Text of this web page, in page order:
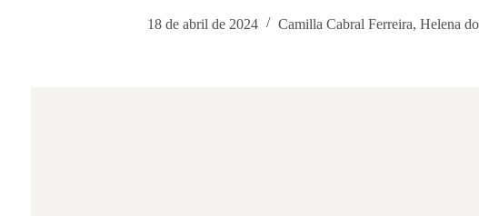
18 de abril de 2024 Camilla Cabral Ferreira, Helena